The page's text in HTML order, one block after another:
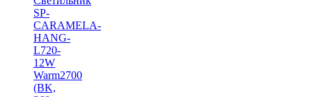
SP-
CARAMELA-
HANG-
L720-
12W
Warm2700
(BK,